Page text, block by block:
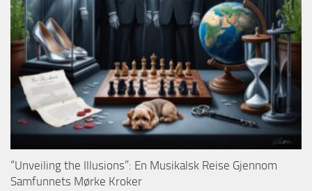
“Unveiling the Illusions”: En Musikalsk Reise Gjennom
Samfunnets Mørke Kroker